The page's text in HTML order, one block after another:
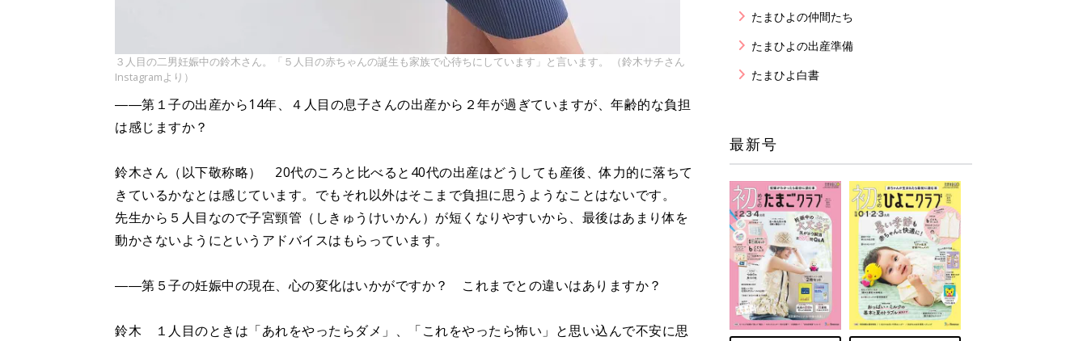
３人目の二男妊娠中の鈴木さん。「５人目の赤ちゃんの誕生も家族で心待ちにしています」と言います。 （鈴木サチさん
Instagramより）
――第１子の出産から14年、４人目の息子さんの出産から２年が過ぎていますが、年齢的な負担
は感じますか？
鈴木さん（以下敬称略） 20代のころと比べると40代の出産はどうしても産後、体力的に落ちて
きているかなとは感じています。でもそれ以外はそこまで負担に思うようなことはないです。
先生から５人目なので子宮頸管（しきゅうけいかん）が短くなりやすいから、最後はあまり体を
動かさないようにというアドバイスはもらっています。
――第５子の妊娠中の現在、心の変化はいかがですか？ これまでとの違いはありますか？
鈴木 １人目のときは「あれをやったらダメ」、「これをやったら怖い」と思い込んで不安に思
たまひよの仲間たち
たまひよの出産準備
たまひよ白書
最新号